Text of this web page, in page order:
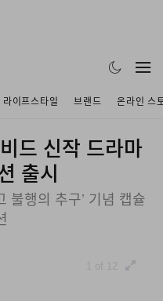
라이프스타일 브랜드 온라인 스
드 신작 드라마
출시
불행의 추구’ 기념 캡슐